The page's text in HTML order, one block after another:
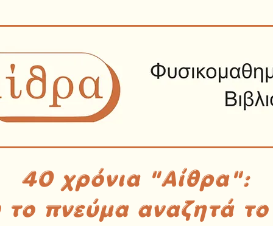
40 χρόνια "Αίθρα":
το πνεύμα αναζητά